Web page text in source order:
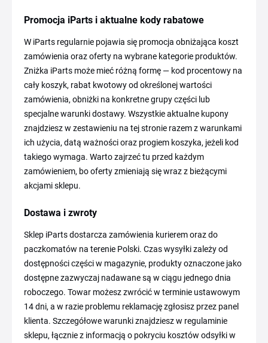
Promocja iParts i aktualne kody rabatowe
W iParts regularnie pojawia się promocja obniżająca koszt
zamówienia oraz oferty na wybrane kategorie produktów.
Zniżka iParts może mieć różną formę — kod procentowy na
cały koszyk, rabat kwotowy od określonej wartości
zamówienia, obniżki na konkretne grupy części lub
specjalne warunki dostawy. Wszystkie aktualne kupony
znajdziesz w zestawieniu na tej stronie razem z warunkami
ich użycia, datą ważności oraz progiem koszyka, jeżeli kod
takiego wymaga. Warto zajrzeć tu przed każdym
zamówieniem, bo oferty zmieniają się wraz z bieżącymi
akcjami sklepu.
Dostawa i zwroty
Sklep iParts dostarcza zamówienia kurierem oraz do
paczkomatów na terenie Polski. Czas wysyłki zależy od
dostępności części w magazynie, produkty oznaczone jako
dostępne zazwyczaj nadawane są w ciągu jednego dnia
roboczego. Towar możesz zwrócić w terminie ustawowym
14 dni, a w razie problemu reklamację zgłosisz przez panel
klienta. Szczegółowe warunki znajdziesz w regulaminie
sklepu, łącznie z informacją o pokryciu kosztów odsyłki w